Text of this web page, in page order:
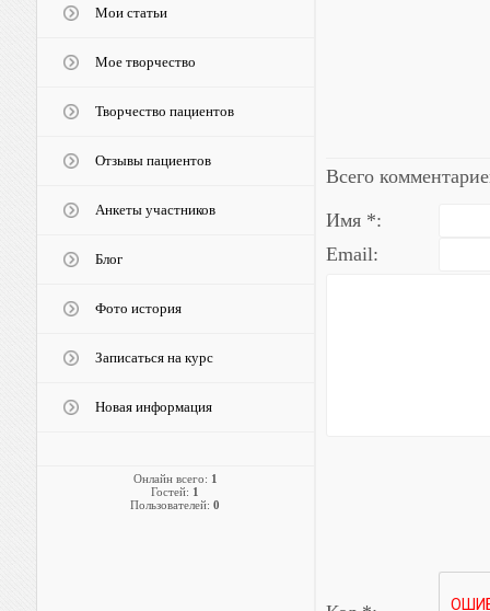
Мои статьи
Мое творчество
Творчество пациентов
Отзывы пациентов
Анкеты участников
Блог
Фото история
Записаться на курс
Новая информация
Онлайн всего: 1
Гостей: 1
Пользователей: 0
Всего
Имя *:
Email: